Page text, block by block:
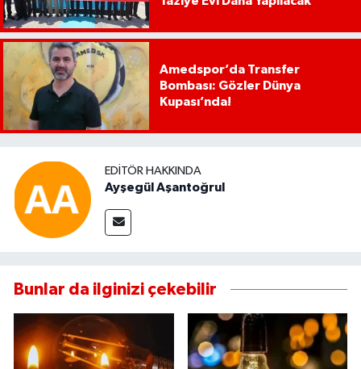
Amedspor’da Transfer
Bombası: Gözler Dünya
Kupası’nda!
EDITÖR HAKKINDA
Ayşegül Aşantoğrul
Bunlar da ilginizi çekebilir